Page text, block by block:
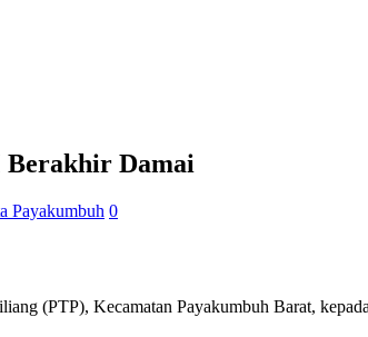
Berakhir Damai
Payakumbuh 0
(PTP), Kecamatan Payakumbuh Barat,